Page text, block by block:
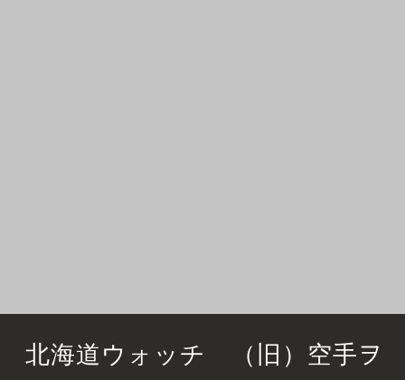
北海道ウォッチ （旧）空手ヲ